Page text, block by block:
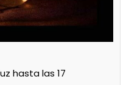
hasta las 17